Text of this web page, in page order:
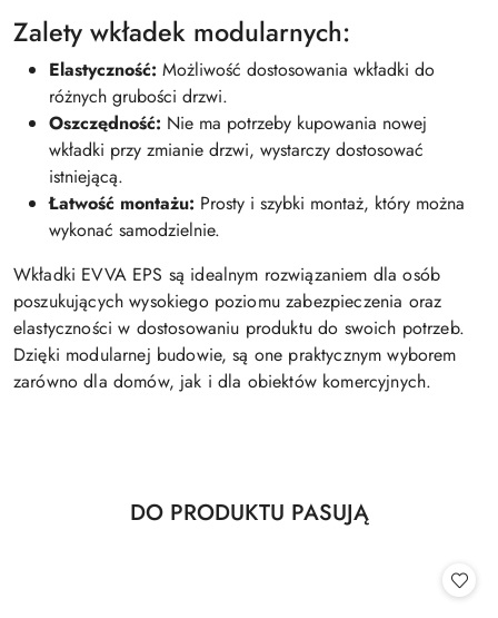
Zalety wkładek modularnych:
Elastyczność: Możliwość dostosowania wkładki do
różnych grubości drzwi.
Oszczędność: Nie ma potrzeby kupowania nowej
wkładki przy zmianie drzwi, wystarczy dostosować
istniejącą.
Łatwość montażu: Prosty i szybki montaż, który można
wykonać samodzielnie.
Wkładki EVVA EPS są idealnym rozwiązaniem dla osób
poszukujących wysokiego poziomu zabezpieczenia oraz
elastyczności w dostosowaniu produktu do swoich potrzeb.
Dzięki modularnej budowie, są one praktycznym wyborem
zarówno dla domów, jak i dla obiektów komercyjnych.
Pomiń karuzelę produktów
Produkty
DO PRODUKTU PASUJĄ